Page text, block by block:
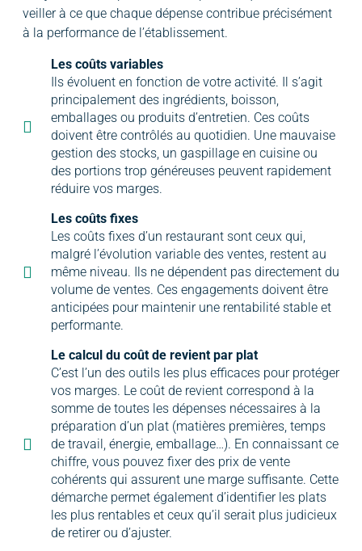
veiller à ce que chaque dépense contribue précisément
à la performance de l’établissement.
Les coûts variables
Ils évoluent en fonction de votre activité. Il s’agit
principalement des ingrédients, boisson,
emballages ou produits d’entretien. Ces coûts
doivent être contrôlés au quotidien. Une mauvaise
gestion des stocks, un gaspillage en cuisine ou
des portions trop généreuses peuvent rapidement
réduire vos marges.
Les coûts fixes
Les coûts fixes d’un restaurant sont ceux qui,
malgré l’évolution variable des ventes, restent au
même niveau. Ils ne dépendent pas directement du
volume de ventes. Ces engagements doivent être
anticipées pour maintenir une rentabilité stable et
performante.
Le calcul du coût de revient par plat
C’est l’un des outils les plus efficaces pour protéger
vos marges. Le coût de revient correspond à la
somme de toutes les dépenses nécessaires à la
préparation d’un plat (matières premières, temps
de travail, énergie, emballage…). En connaissant ce
chiffre, vous pouvez fixer des prix de vente
cohérents qui assurent une marge suffisante. Cette
démarche permet également d’identifier les plats
les plus rentables et ceux qu’il serait plus judicieux
de retirer ou d’ajuster.